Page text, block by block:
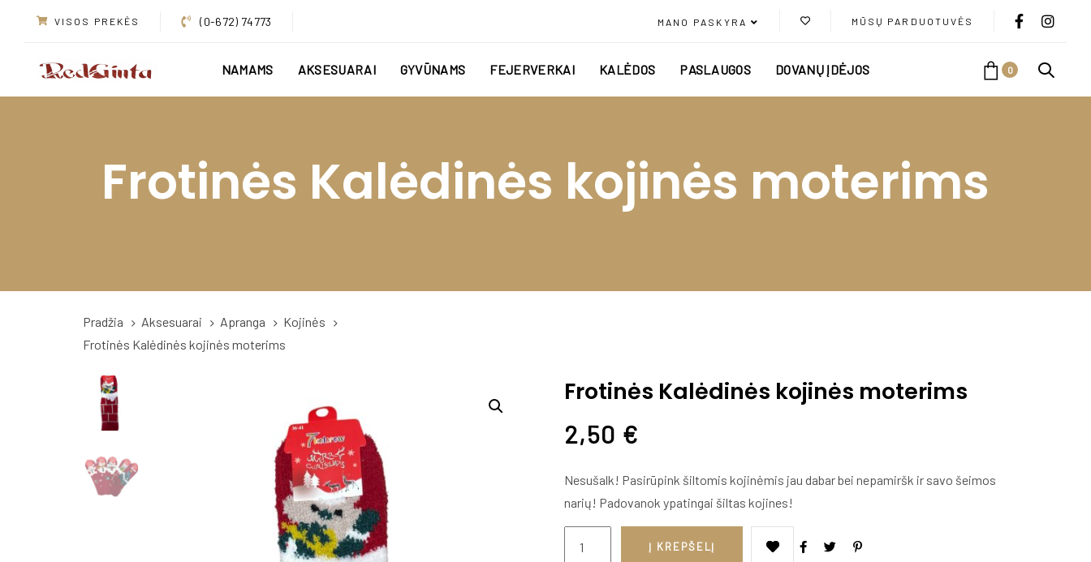
navigation
Skip
VISOS PREKĖS (0-672) 74773 MANO PASKYRA MŪSŲ PARDUOTUVĖS
NAMAMS AKSESUARAI GYVŪNAMS FEJERVERKAI KALĖDOS PASLAUGOS DOVANŲ ĮDĖJOS 0
Frotinės Kalėdinės kojinės moterims
Pradžia Aksesuarai Apranga
Kojinės
Frotinės Kalėdinės kojinės moterims
Frotinės Kalėdinės kojinės moterims
2,50 €
Nesušalk! Pasirūpink šiltomis kojinėmis jau dabar bei nepamiršk ir savo šeimos
narių! Padovanok ypatingai šiltas kojines!
Frotinės
Kalėdinės
kojinės
moterims
quantity
Į KREPŠELĮ